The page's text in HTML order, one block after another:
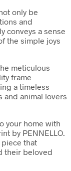
only be
and
conveys a sense
the simple joys
meticulous
frame
a timeless
and animal lovers
your home with
by PENNELLO.
that
their beloved